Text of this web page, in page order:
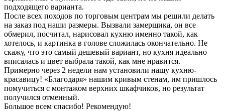
подходящего варианта.
После всех походов по торговым центрам мы решили делать
на заказ под наши размеры. Вызвали замерщика, он все
обмерил, посчитал, нарисовал кухню именно такой, как
хотелось, и картинка в голове сложилась окончательно. Не
скажу, что это самый дешевый вариант, но кухня идеально
вписалась и цвет выбрала такой, как мне нравится.
Примерно через 2 недели нам установили нашу кухню-
красавицу! «Благодаря» нашим кривым стенам, им пришлось
помучиться с монтажом верхних шкафчиков, но результат
получился отменный.
Большое всем спасибо! Рекомендую!